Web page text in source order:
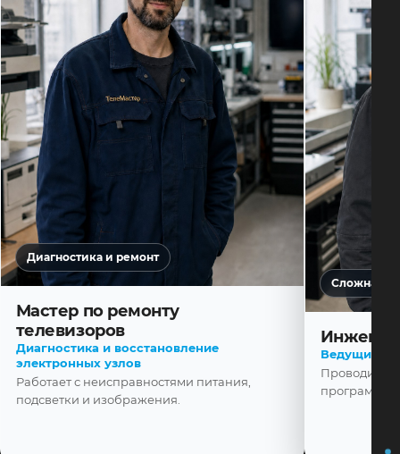
Диагностика и ремонт
Мастер по ремонту
телевизоров
Диагностика и восстановление
электронных узлов
Работает с неисправностями питания,
подсветки и изображения.
Сложная
Ведущий
Проводит